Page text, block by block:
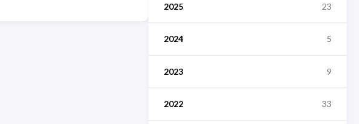
2025 23
2024 5
2023 9
2022 33